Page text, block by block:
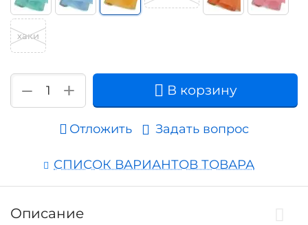
хаки
+
− В корзину
Отложить Задать вопрос
СПИСОК ВАРИАНТОВ ТОВАРА
Описание